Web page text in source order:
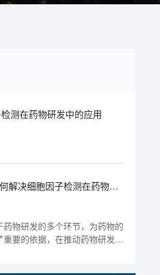
测在药物研发中的应用
解决细胞因子检测在药物研
物研发的多个环节，为药物的
要的依据，在推动药物研发进